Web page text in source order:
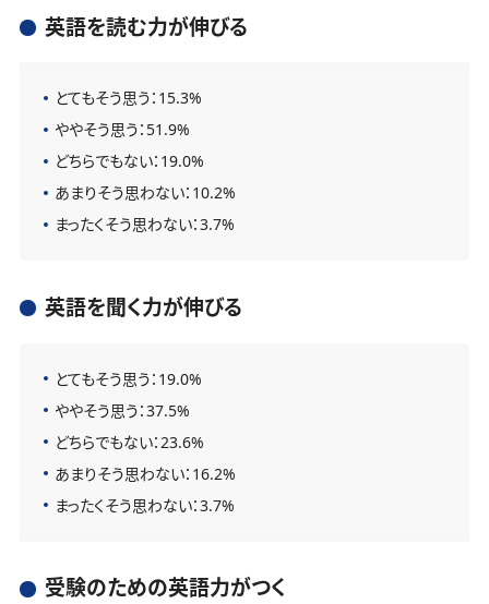
英語を読む力が伸びる
とてもそう思う：15.3%
ややそう思う：51.9%
どちらでもない：19.0%
あまりそう思わない：10.2%
まったくそう思わない：3.7%
英語を聞く力が伸びる
とてもそう思う：19.0%
ややそう思う：37.5%
どちらでもない：23.6%
あまりそう思わない：16.2%
まったくそう思わない：3.7%
受験のための英語力がつく